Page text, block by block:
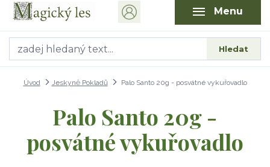
Menu
Hledat
Úvod Jeskyně Pokladů Palo Santo 20g - posvátné vykuřovadlo
Palo Santo 20g -
posvátné vykuřovadlo